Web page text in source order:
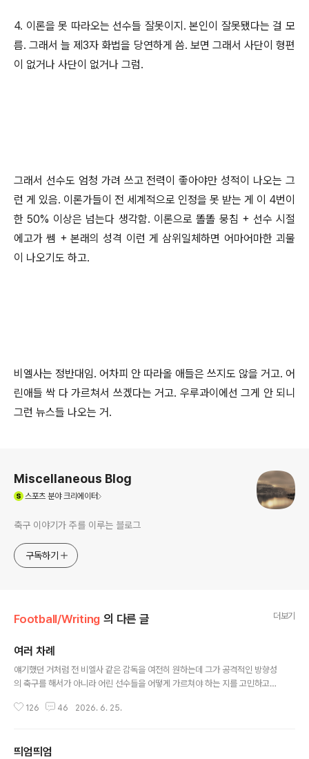
4. 이론을 못 따라오는 선수들 잘못이지. 본인이 잘못됐다는 걸 모
름. 그래서 늘 제3자 화법을 당연하게 씀. 보면 그래서 사단이 형편
이 없거나 사단이 없거나 그럼.
그래서 선수도 엄청 가려 쓰고 전력이 좋아야만 성적이 나오는 그
런 게 있음. 이론가들이 전 세계적으로 인정을 못 받는 게 이 4번이
한 50% 이상은 넘는다 생각함. 이론으로 똘똘 뭉침 + 선수 시절
에고가 쎔 + 본래의 성격 이런 게 삼위일체하면 어마어마한 괴물
이 나오기도 하고.
비엘사는 정반대임. 어차피 안 따라올 애들은 쓰지도 않을 거고. 어
린애들 싹 다 가르쳐서 쓰겠다는 거고. 우루과이에선 그게 안 되니
그런 뉴스들 나오는 거.
Miscellaneous Blog
스포츠분야 크리에이터
축구 이야기가 주를 이루는 블로그
구독하기
Football/Writing 의 다른 글 더보기
여러 차례
얘기했던 거처럼 전 비엘사 같은 감독을 여전히 원하는데 그가 공격적인 방향성
의 축구를 해서가 아니라 어린 선수들을 어떻게 가르쳐야 하는 지를 고민하고
ory.com/3277 변방에서국대 감독은 매우 중요한 존재임.트렌드를 따라가기
com 이때도 썼었지만 먼저 발판부터 잘 깔아놔야 하는데 그러려면 대표팀 감
126 46 2026. 6. 25.
띄엄띄엄